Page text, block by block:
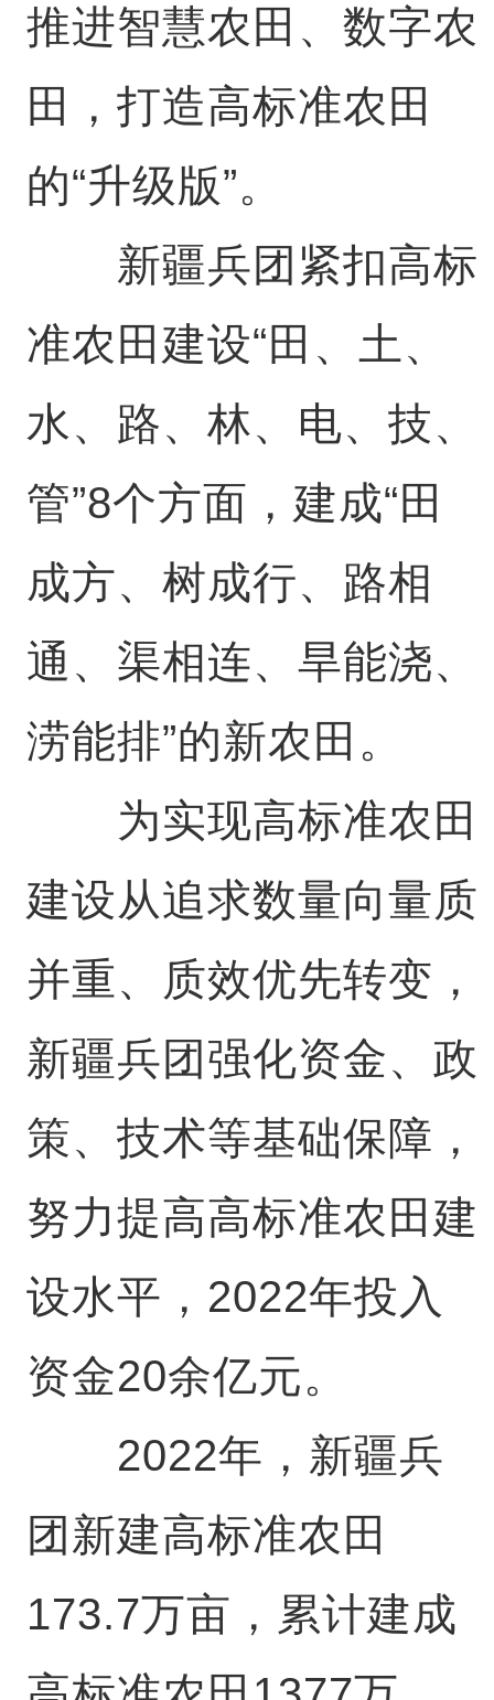
推进智慧农田、数字农
田，打造高标准农田
的“升级版”。
新疆兵团紧扣高标
准农田建设“田、土、
水、路、林、电、技、
管”8个方面，建成“田
成方、树成行、路相
通、渠相连、旱能浇、
涝能排”的新农田。
为实现高标准农田
建设从追求数量向量质
并重、质效优先转变，
新疆兵团强化资金、政
策、技术等基础保障，
努力提高高标准农田建
设水平，2022年投入
资金20余亿元。
2022年，新疆兵
团新建高标准农田
173.7万亩，累计建成